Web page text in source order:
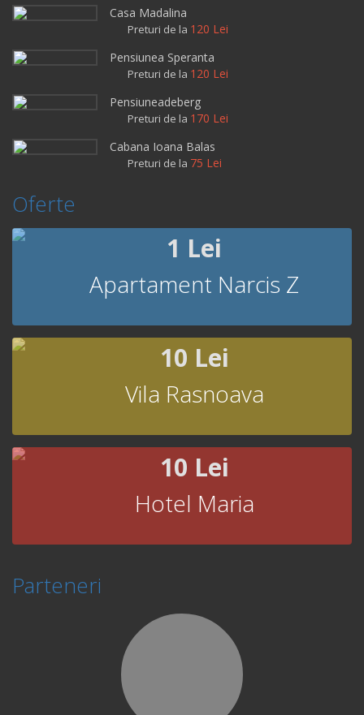
Casa Madalina
Preturi de la 120 Lei
Pensiunea Speranta
Preturi de la 120 Lei
Pensiuneadeberg
Preturi de la 170 Lei
Cabana Ioana Balas
Preturi de la 75 Lei
Oferte
1 Lei
Apartament Narcis Z
10 Lei
Vila Rasnoava
10 Lei
Hotel Maria
Parteneri